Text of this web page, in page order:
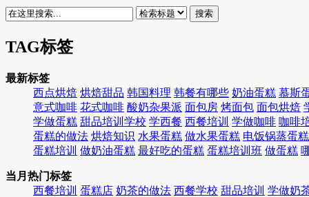
搜索
TAG标签
最新标签
西点烘焙 烘焙甜品 韩国料理 韩餐有哪些 奶油蛋糕 慕斯
意式咖啡 花式咖啡 酸奶杂果派 面包房 烤面包 面包烘焙
学做蛋糕 甜品培训学校 学西餐 西餐培训 学做咖啡 咖啡
蛋糕的做法 烘焙知识 水果蛋糕 做水果蛋糕 电饭锅蒸蛋糕
蛋糕培训 做奶油蛋糕 最好吃的蛋糕 蛋糕培训班 做蛋糕
当月热门标签
西餐培训 蛋糕店 奶茶的做法 西餐学校 甜品培训 学做奶